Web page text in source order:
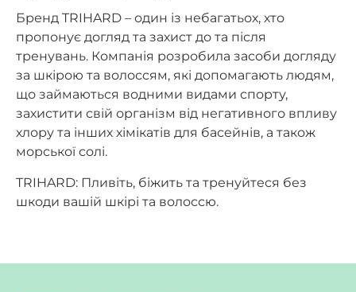
Бренд TRIHARD – один із небагатьох, хто
пропонує догляд та захист до та після
тренувань. Компанія розробила засоби догляду
за шкірою та волоссям, які допомагають людям,
що займаються водними видами спорту,
захистити свій організм від негативного впливу
хлору та інших хімікатів для басейнів, а також
морської солі.
TRIHARD: Пливіть, біжить та тренуйтеся без
шкоди вашій шкірі та волоссю.